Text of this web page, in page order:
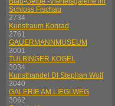
Schloss Fischau
2734
Kunstraum Konrad
2761
GAUERMANNMUSEUM
3001
TULBINGER KOGEL
3034
Kunsthandel DI Stephan Wolf
3040
GALERIE AM LIEGLWEG
3062